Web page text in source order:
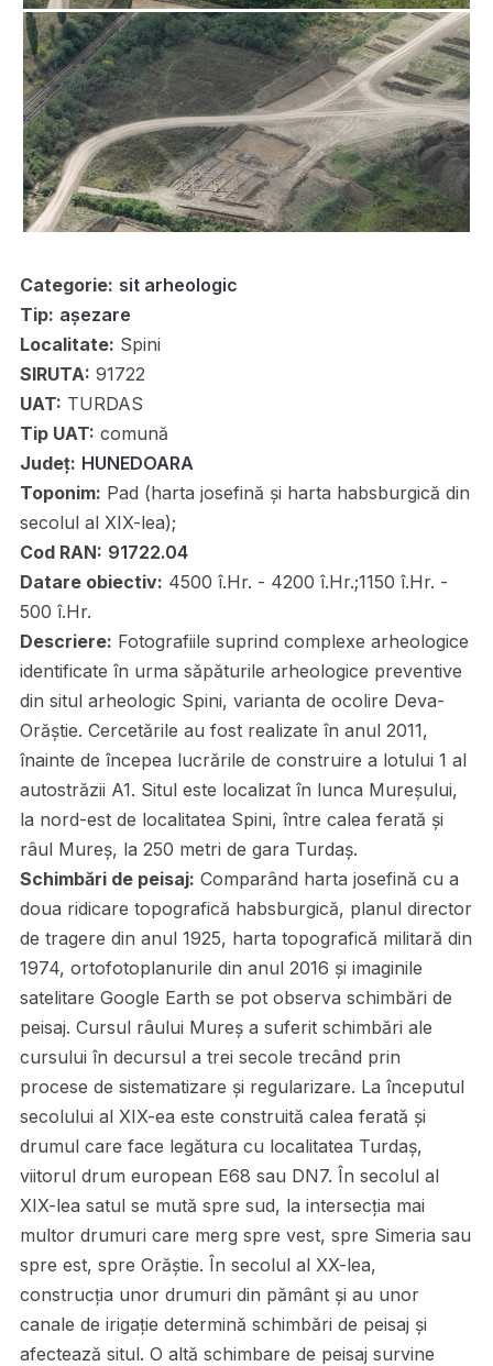
Categorie: sit arheologic
Tip: așezare
Localitate: Spini
SIRUTA: 91722
UAT: TURDAS
Tip UAT: comună
Județ: HUNEDOARA
Toponim: Pad (harta josefină și harta habsburgică din
secolul al XIX-lea);
Cod RAN: 91722.04
Datare obiectiv: 4500 î.Hr. - 4200 î.Hr.;1150 î.Hr. -
500 î.Hr.
Descriere: Fotografiile suprind complexe arheologice
identificate în urma săpăturile arheologice preventive
din situl arheologic Spini, varianta de ocolire Deva-
Orăștie. Cercetările au fost realizate în anul 2011,
înainte de începea lucrările de construire a lotului 1 al
autostrăzii A1. Situl este localizat în lunca Mureșului,
la nord-est de localitatea Spini, între calea ferată și
râul Mureș, la 250 metri de gara Turdaș.
Schimbări de peisaj: Comparând harta josefină cu a
doua ridicare topografică habsburgică, planul director
de tragere din anul 1925, harta topografică militară din
1974, ortofotoplanurile din anul 2016 și imaginile
satelitare Google Earth se pot observa schimbări de
peisaj. Cursul râului Mureș a suferit schimbări ale
cursului în decursul a trei secole trecând prin
procese de sistematizare și regularizare. La începutul
secolului al XIX-ea este construită calea ferată și
drumul care face legătura cu localitatea Turdaș,
viitorul drum european E68 sau DN7. În secolul al
XIX-lea satul se mută spre sud, la intersecția mai
multor drumuri care merg spre vest, spre Simeria sau
spre est, spre Orăștie. În secolul al XX-lea,
construcția unor drumuri din pământ și au unor
canale de irigație determină schimbări de peisaj și
afectează situl. O altă schimbare de peisaj survine